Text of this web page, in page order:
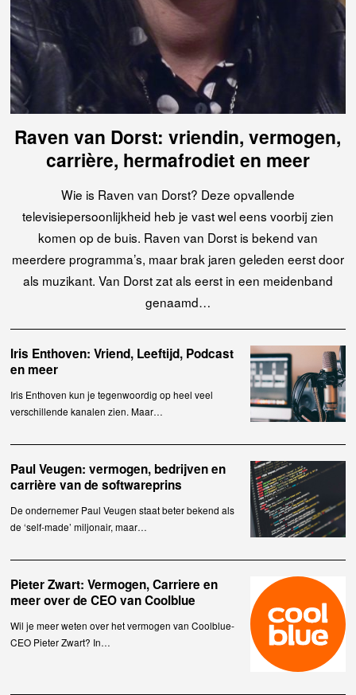
Raven van Dorst: vriendin, vermogen,
carrière, hermafrodiet en meer
Wie is Raven van Dorst? Deze opvallende
televisiepersoonlijkheid heb je vast wel eens voorbij zien
komen op de buis. Raven van Dorst is bekend van
meerdere programma’s, maar brak jaren geleden eerst door
als muzikant. Van Dorst zat als eerst in een meidenband
genaamd…
Iris Enthoven: Vriend, Leeftijd, Podcast
en meer
Iris Enthoven kun je tegenwoordig op heel veel
verschillende kanalen zien. Maar…
Paul Veugen: vermogen, bedrijven en
carrière van de softwareprins
De ondernemer Paul Veugen staat beter bekend als
de ‘self-made’ miljonair, maar…
Pieter Zwart: Vermogen, Carriere en
meer over de CEO van Coolblue
Wil je meer weten over het vermogen van Coolblue-
CEO Pieter Zwart? In…